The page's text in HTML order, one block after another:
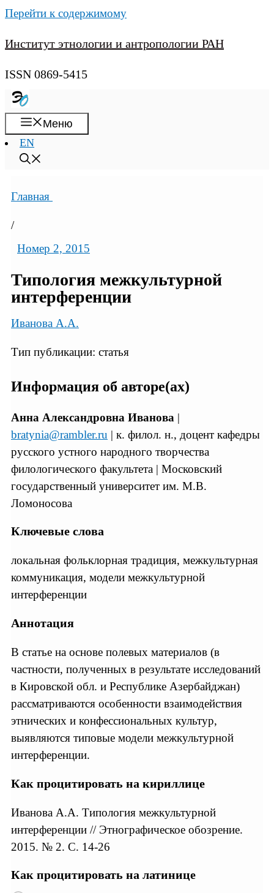
Перейти к содержимому
Институт этнологии и антропологии РАН
ISSN 0869-5415
Меню
EN
Главная
/
Номер 2, 2015
Типология межкультурной
интерференции
Иванова А.А.
Тип публикации: статья
Информация об авторе(ах)
Анна Александровна Иванова |
bratynia@rambler.ru | к. филол. н., доцент кафедры
русского устного народного творчества
филологического факультета | Московский
государственный университет им. М.В.
Ломоносова
Ключевые слова
локальная фольклорная традиция, межкультурная
коммуникация, модели межкультурной
интерференции
Аннотация
В статье на основе полевых материалов (в
частности, полученных в результате исследований
в Кировской обл. и Республике Азербайджан)
рассматриваются особенности взаимодействия
этнических и конфессиональных культур,
выявляются типовые модели межкультурной
интерференции.
Как процитировать на кириллице
Иванова А.А. Типология межкультурной
интерференции // Этнографическое обозрение.
2015. № 2. С. 14-26
Как процитировать на латинице